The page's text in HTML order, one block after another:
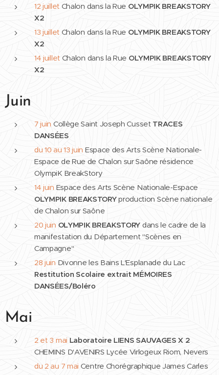
12 juilletChalon dans la Rue OLYMPIK BREAKSTORY
X2
13 juillet Chalon dans la Rue OLYMPIK BREAKSTORY
X2
14 juillet Chalon dans la Rue OLYMPIK BREAKSTORY
X2
Juin
7 juin Collège Saint Joseph Cusset TRACES
DANSÉES
du 10 au 13 juin Espace des Arts Scène Nationale-
Espace de Rue de Chalon sur Saône résidence
OlympiK BreakStory
14 juin Espace des Arts Scène Nationale-Espace
OLYMPIK BREAKSTORYproduction Scène nationale
de Chalon sur Saône
20 juin OLYMPIK BREAKSTORY dans le cadre de la
manifestation du Département "Scènes en
Campagne"
28 juin Divonne les Bains L'Esplanade du Lac
Restitution Scolaire extrait MÉMOIRES
DANSÉES/Boléro
Mai
2 et 3 mai Laboratoire LIENS SAUVAGES X 2
CHEMINS D'AVENIRS Lycée Virlogeux Riom, Nevers
du 2 au 7 mai Centre Chorégraphique James Carles